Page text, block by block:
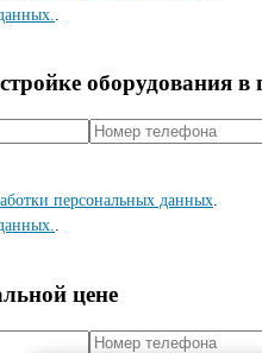
оборудования
персональных данных.
.
цене